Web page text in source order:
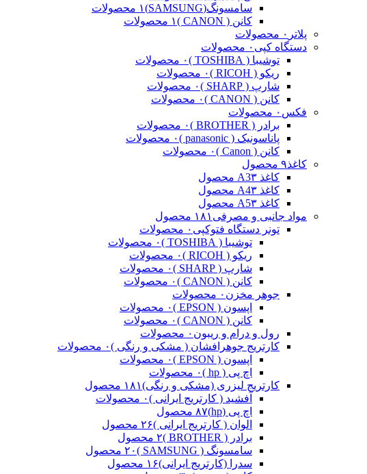
سامسونگ(SAMSUNG)
۱ محصولات
کانن ( CANON )
۱ محصولات
پلاتر ۰ محصولات
دستگاه کپی ۰ محصولات
توشیبا ( TOSHIBA )
۰ محصولات
ریکو ( RICOH )
۰ محصولات
شارپ ( SHARP )
۰ محصولات
کانن ( CANON )
۰ محصولات
فکس ۰ محصولات
برادر ( BROTHER )
۰ محصولات
پاناسونیک ( panasonic )
۰ محصولات
کانن ( Canon )
۰ محصولات
کاغذ۹ محصول
کاغذ A3 ۳ محصول
کاغذ A4 ۳ محصول
کاغذ A5 ۳ محصول
مواد جانبی و مصرفی ۱۸۱ محصول
تونر دستگاه فتوکپی ۰ محصولات
توشیبا ( TOSHIBA )
۰ محصولات
ریکو ( RICOH )
۰ محصولات
شارپ ( SHARP )
۰ محصولات
کانن ( CANON )
۰ محصولات
جوهر مخزن ۰ محصولات
اپسون ( EPSON )
۰ محصولات
کانن ( CANON )
۰ محصولات
رول و درام و ریبون ۰ محصولات
کارتریج جوهرافشان ( مشکی و رنگی )۰ محصولات
اپسون ( EPSON )
۰ محصولات
اچ پی ( hp )
۰ محصولات
کارتریج لیزری (مشکی و رنگی)۱۸۱ محصول
آفشید ( کارتریج ایرانی )۰ محصولات
اچ پی (hp)
۸۷ محصول
الوان ( کارتریج ایرانی )۲۶ محصول
برادر ( BROTHER )
۲ محصول
سامسونگ ( SAMSUNG )
۲۰ محصول
سدرا (کارتریج ایرانی)۱۶ محصول